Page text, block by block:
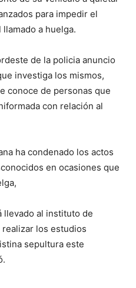
para impedir el
a huelga.
de la policia anuncio
investiga los mismos,
conoce de personas que
con relación al
ha condenado los actos
en ocasiones que
llevado al instituto de
realizar los estudios
sepultura este